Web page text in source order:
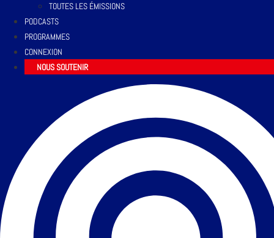
TOUTES LES ÉMISSIONS
PODCASTS
PROGRAMMES
CONNEXION
NOUS SOUTENIR